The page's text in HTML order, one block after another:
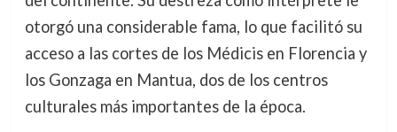
otorgó una considerable fama, lo que facilitó su
acceso a las cortes de los Médicis en Florencia y
los Gonzaga en Mantua, dos de los centros
culturales más importantes de la época.